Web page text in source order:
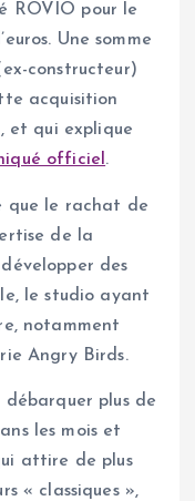
ROVIO pour le
Une somme
constructeur)
acquisition
et qui explique
officiel.
que le rachat de
de la
des
le studio ayant
notamment
Angry Birds.
plus de
les mois et
attire de plus
« classiques »,